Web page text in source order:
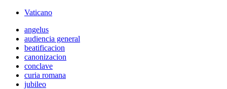
Vaticano
angelus
audiencia general
beatificacion
canonizacion
conclave
curia romana
jubileo